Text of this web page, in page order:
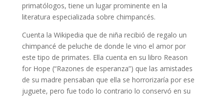
primatólogos, tiene un lugar prominente en la
literatura especializada sobre chimpancés.
Cuenta la Wikipedia que de niña recibió de regalo un
chimpancé de peluche de donde le vino el amor por
este tipo de primates. Ella cuenta en su libro Reason
for Hope (“Razones de esperanza”) que las amistades
de su madre pensaban que ella se horrorizaría por ese
juguete, pero fue todo lo contrario lo conservó en su